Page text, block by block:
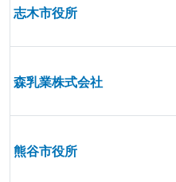
志木市役所
森乳業株式会社
熊谷市役所